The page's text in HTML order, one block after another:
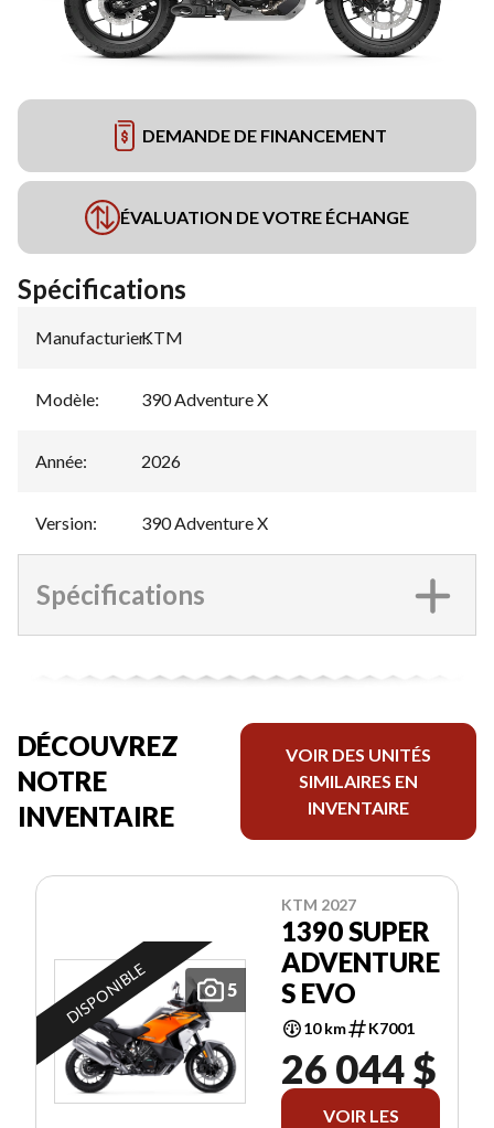
DEMANDE DE FINANCEMENT
ÉVALUATION DE VOTRE ÉCHANGE
Spécifications
Manufacturier:
KTM
Modèle: 390 Adventure X
Année: 2026
Version: 390 Adventure X
Spécifications
DÉCOUVREZ
NOTRE
INVENTAIRE
VOIR DES UNITÉS
SIMILAIRES EN
INVENTAIRE
5
DISPONIBLE
KTM 2027
1390 SUPER
ADVENTURE
S EVO
10 km K7001
26 044 $
VOIR LES